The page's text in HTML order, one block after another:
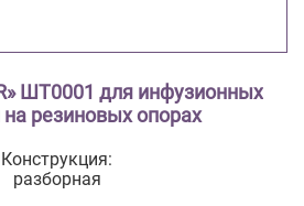
ШТ0001 для инфузионных
резиновых опорах
Конструкция:
разборная